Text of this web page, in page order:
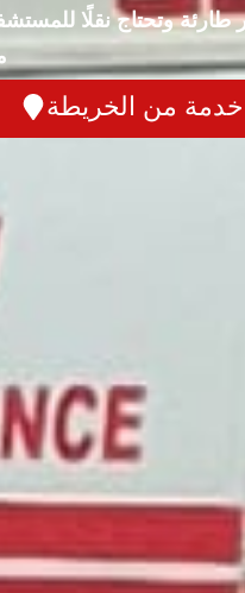
طارئة وتحتاج نقلًا
من الخريطة